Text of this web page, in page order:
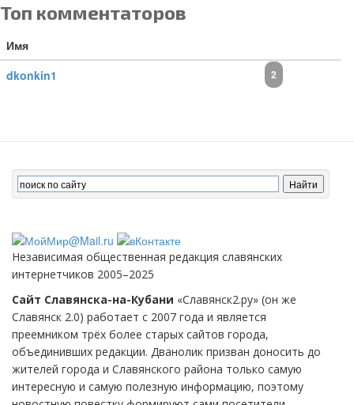
Топ комментаторов
Имя
dkonkin1
2
Независимая общественная редакция славянских
интернетчиков 2005–2025
Сайт Славянска-на-Кубани «Славянск2.ру» (он же
Славянск 2.0) работает с 2007 года и является
преемником трёх более старых сайтов города,
объединивших редакции. Дванолик призван доносить до
жителей города и Славянского района только самую
интересную и самую полезную информацию, поэтому